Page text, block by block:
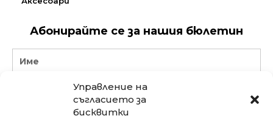
Управление на
съгласието за
бисквитки
Абонирайте се за нашия бюлетин